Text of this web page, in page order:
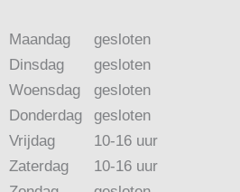
Maandag
Dinsdag
Woensdag
Donderdag
Vrijdag
Zaterdag
gesloten
gesloten
gesloten
gesloten
10-16 uur
10-16 uur